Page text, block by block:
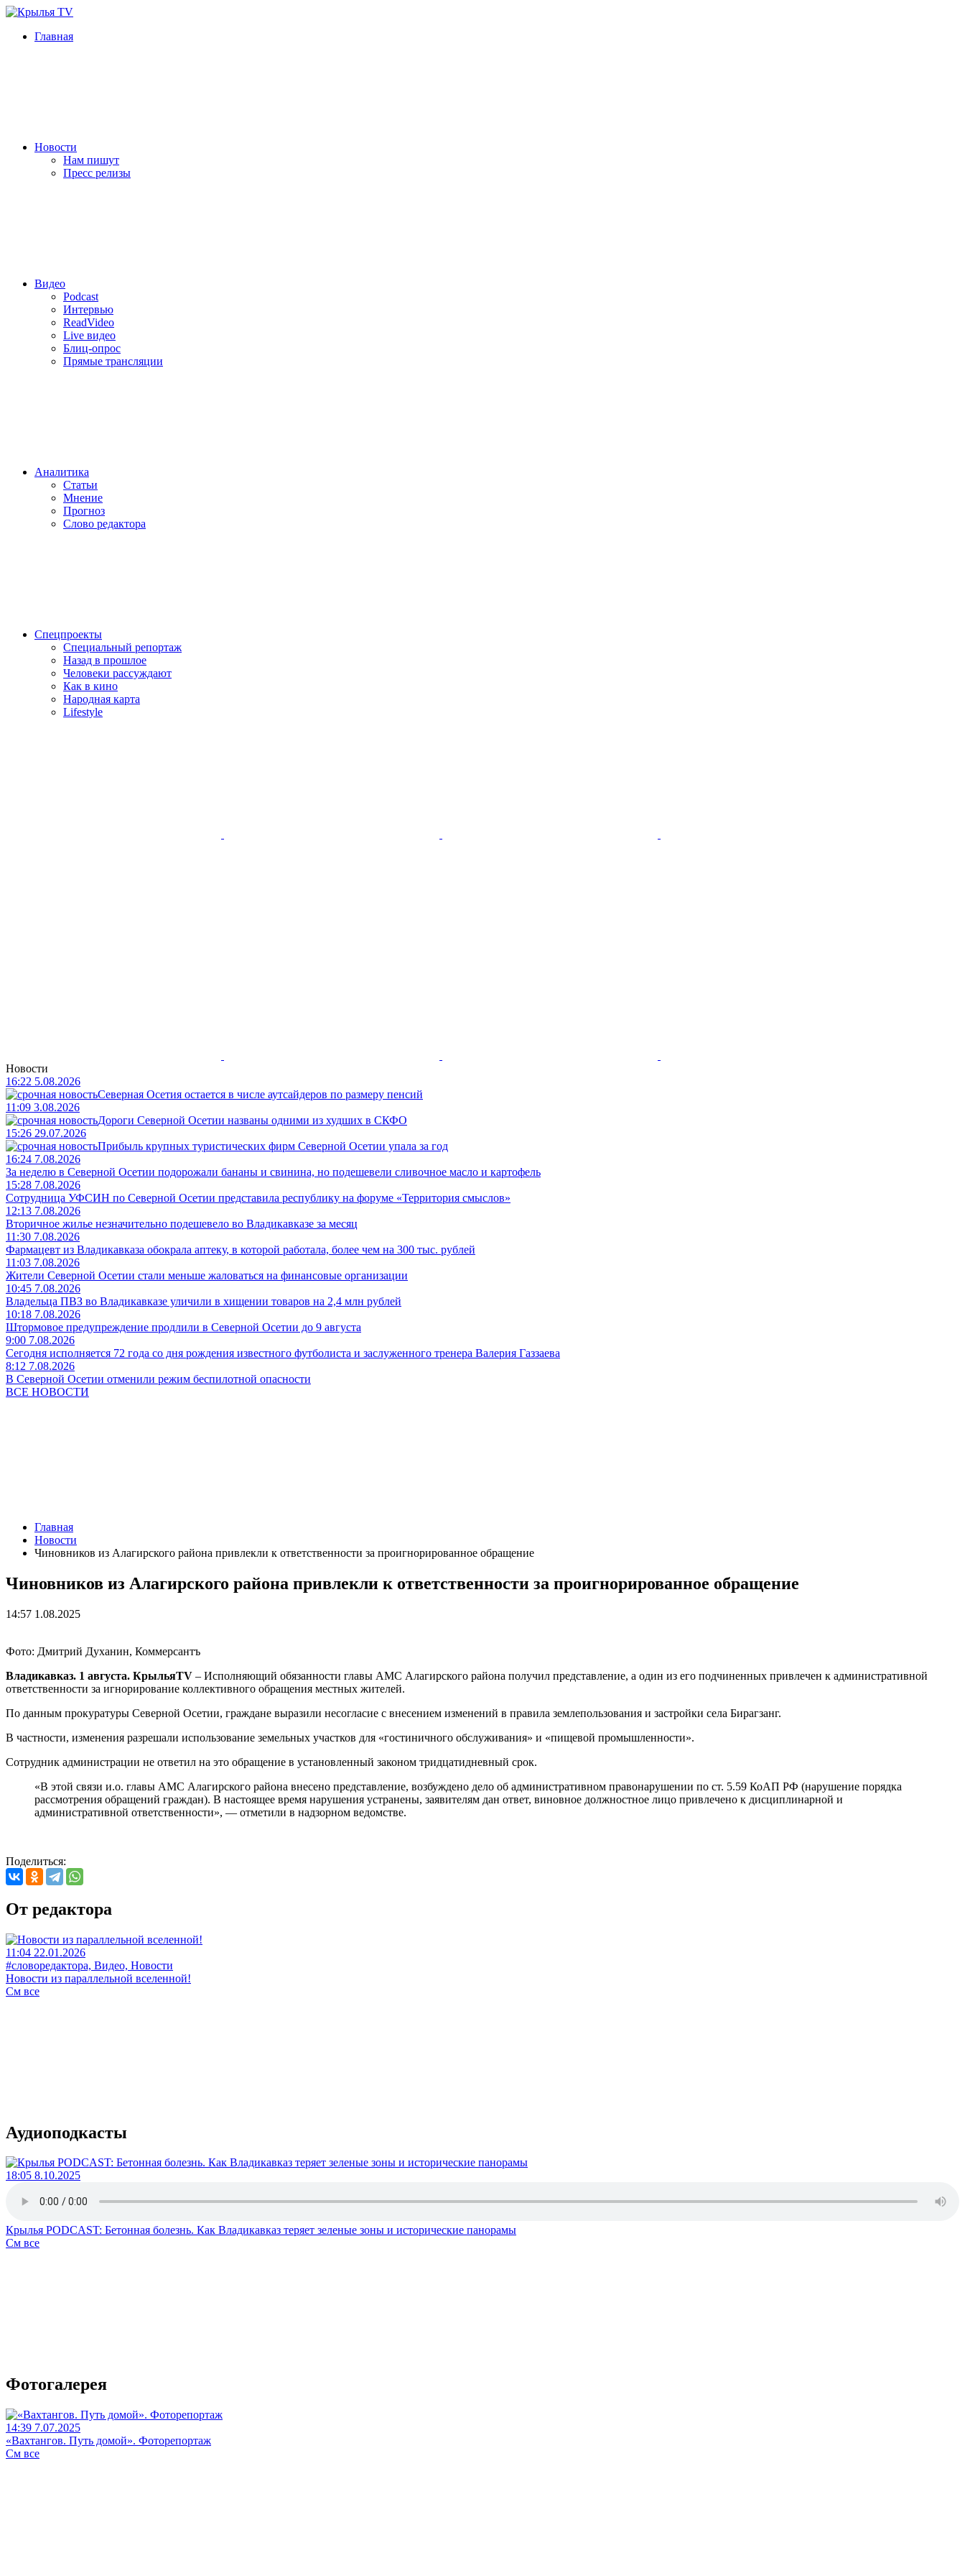
Главная
Новости
Нам пишут
Пресс релизы
Видео
Podcast
Интервью
ReadVideo
Live видео
Блиц-опрос
Прямые трансляции
Аналитика
Статьи
Мнение
Прогноз
Cлово редактора
Спецпроекты
Специальный репортаж
Назад в прошлое
Человеки рассуждают
Как в кино
Народная карта
Lifestyle
Новости
16:22 5.08.2026
Северная Осетия остается в числе аутсайдеров по размеру пенсий
11:09 3.08.2026
Дороги Северной Осетии названы одними из худших в СКФО
15:26 29.07.2026
Прибыль крупных туристических фирм Северной Осетии упала за год
16:24 7.08.2026
За неделю в Северной Осетии подорожали бананы и свинина, но подешевели сливочное масло и картофель
15:28 7.08.2026
Сотрудница УФСИН по Северной Осетии представила республику на форуме «Территория смыслов»
12:13 7.08.2026
Вторичное жилье незначительно подешевело во Владикавказе за месяц
11:30 7.08.2026
Фармацевт из Владикавказа обокрала аптеку, в которой работала, более чем на 300 тыс. рублей
11:03 7.08.2026
Жители Северной Осетии стали меньше жаловаться на финансовые организации
10:45 7.08.2026
Владельца ПВЗ во Владикавказе уличили в хищении товаров на 2,4 млн рублей
10:18 7.08.2026
Штормовое предупреждение продлили в Северной Осетии до 9 августа
9:00 7.08.2026
Сегодня исполняется 72 года со дня рождения известного футболиста и заслуженного тренера Валерия Газзаева
8:12 7.08.2026
В Северной Осетии отменили режим беспилотной опасности
ВСЕ НОВОСТИ
Главная
Новости
Чиновников из Алагирского района привлекли к ответственности за проигнорированное обращение
Чиновников из Алагирского района привлекли к ответственности за проигнорированное обращение
14:57 1.08.2025
Фото: Дмитрий Духанин, Коммерсантъ
Владикавказ. 1 августа. КрыльяTV – Исполняющий обязанности главы АМС Алагирского района получил представление, а один из его подчиненных привлечен к административной
ответственности за игнорирование коллективного обращения местных жителей.
По данным прокуратуры Северной Осетии, граждане выразили несогласие с внесением изменений в правила землепользования и застройки села Бирагзанг.
В частности, изменения разрешали использование земельных участков для «гостиничного обслуживания» и «пищевой промышленности».
Сотрудник администрации не ответил на это обращение в установленный законом тридцатидневный срок.
«В этой связи и.о. главы АМС Алагирского района внесено представление, возбуждено дело об административном правонарушении по ст. 5.59 КоАП РФ (нарушение порядка
рассмотрения обращений граждан). В настоящее время нарушения устранены, заявителям дан ответ, виновное должностное лицо привлечено к дисциплинарной и
административной ответственности», — отметили в надзорном ведомстве.
Поделиться:
От редактора
11:04 22.01.2026
#словоредактора, Видео, Новости
Новости из параллельной вселенной!
См все
Аудиоподкасты
18:05 8.10.2025
Крылья PODCAST: Бетонная болезнь. Как Владикавказ теряет зеленые зоны и исторические панорамы
См все
Фотогалерея
14:39 7.07.2025
«Вахтангов. Путь домой». Фоторепортаж
См все